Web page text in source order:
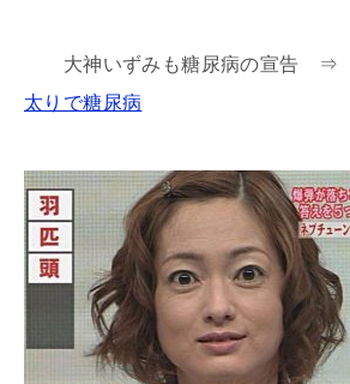
大神いずみも糖尿病の宣告 ⇒
太りで糖尿病